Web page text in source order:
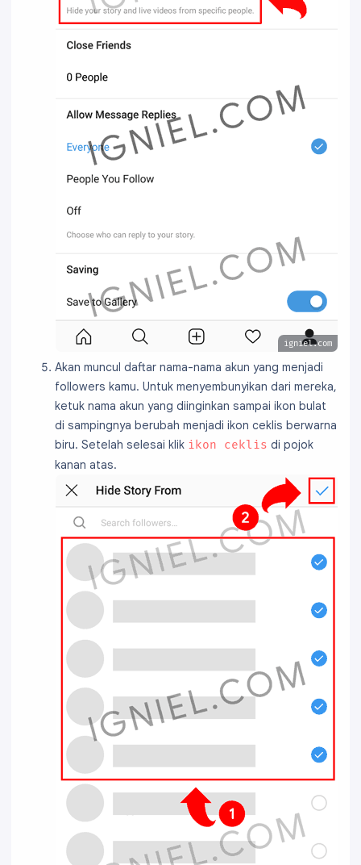
igniel.com
Akan muncul daftar nama-nama akun yang menjadi
followers kamu. Untuk menyembunyikan dari mereka,
ketuk nama akun yang diinginkan sampai ikon bulat
di sampingnya berubah menjadi ikon ceklis berwarna
biru. Setelah selesai klik ikon ceklis di pojok
kanan atas.